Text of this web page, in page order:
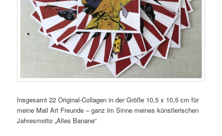
Insgesamt 22 Original-Collagen in der Größe 10,5 x 10,5 cm für
meine Mail Art Freunde – ganz im Sinne meines künstlerischen
Jahresmotto „Alles Banane“